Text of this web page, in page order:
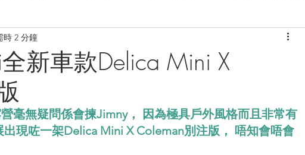
實測 露營・遠足熱點
新車款Delica Mini X
時 2 分鐘
毫無疑問係會揀Jimny， 因為極具戶外風格而且非常有
現咗一架Delica Mini X Coleman別注版， 唔知會唔會